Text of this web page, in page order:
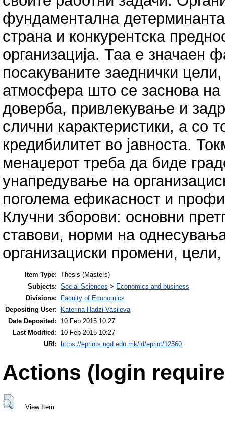
фундаментална
страна и конкурентска
организација. Таа е значаен
посакуваните заеднички
атмосфера што се заснова на
доверба, привлекување и
слични карактеристики, а со
кредибилитет во јавноста.
менаџерот треба да биде
унапредување на
поголема ефикасност и
Клучни зборови: основни
ставови, норми на
организациски промени, цели,
Item Type: Thesis (Masters)
Subjects: Social Sciences > Economics and business
Divisions:
Faculty of Economics
Depositing User:
Katerina Hadzi-Vasileva
Date Deposited:
10 Feb 2015 10:27
Last Modified:
10 Feb 2015 10:27
URI:
https://eprints.ugd.edu.mk/id/eprint/12560
Actions (login
View Item